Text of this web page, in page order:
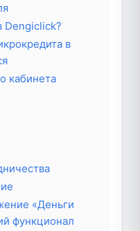
Dengiclick?
в
кабинета
«Деньги
функционал